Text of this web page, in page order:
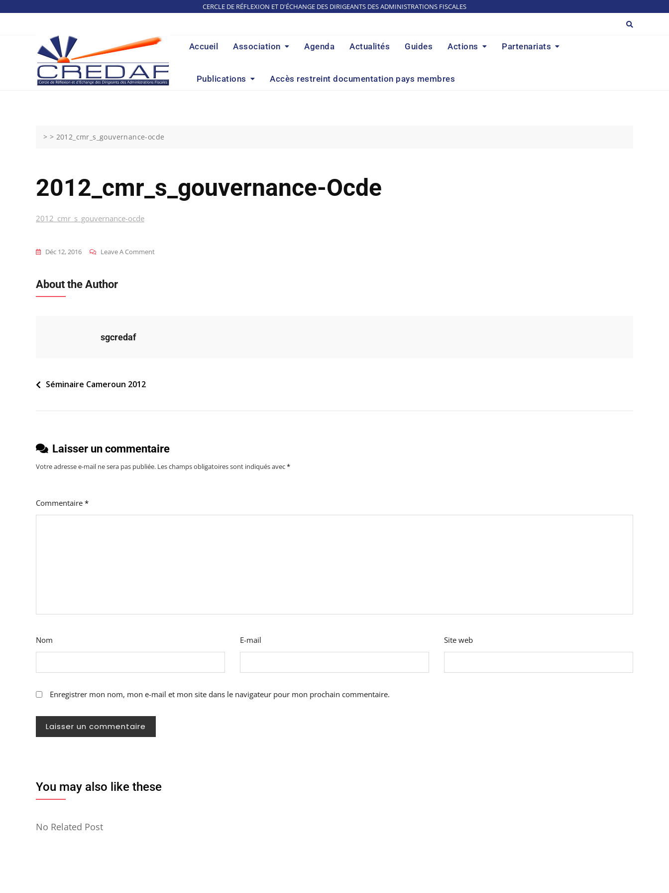
CERCLE DE RÉFLEXION ET D'ÉCHANGE DES DIRIGEANTS DES ADMINISTRATIONS FISCALES
Accueil Association Agenda Actualités Guides Actions Partenariats
Publications Accès restreint documentation pays membres
> > 2012_cmr_s_gouvernance-ocde
2012_cmr_s_gouvernance-Ocde
2012_cmr_s_gouvernance-ocde
Déc 12, 2016 Leave A CommentOn
About the Author
sgcredaf
Navigation
Séminaire Cameroun 2012
Laisser un commentaire
Votre adresse e-mail ne sera pas publiée. Les champs obligatoires sont indiqués avec*
Commentaire *
Nom E-mail Site web
Enregistrer mon nom, mon e-mail et mon site dans le navigateur pour mon prochain commentaire.
You may also like these
No Related Post